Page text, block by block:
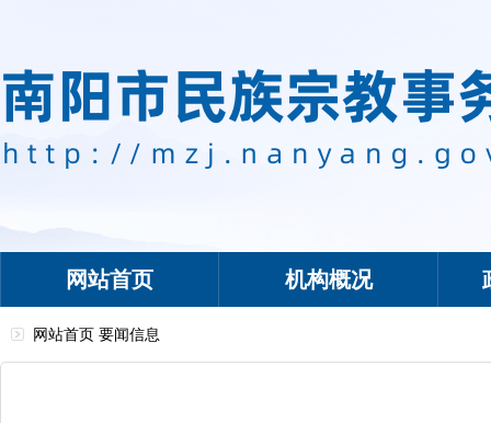
网站首页 机构概况
网站首页 要闻信息